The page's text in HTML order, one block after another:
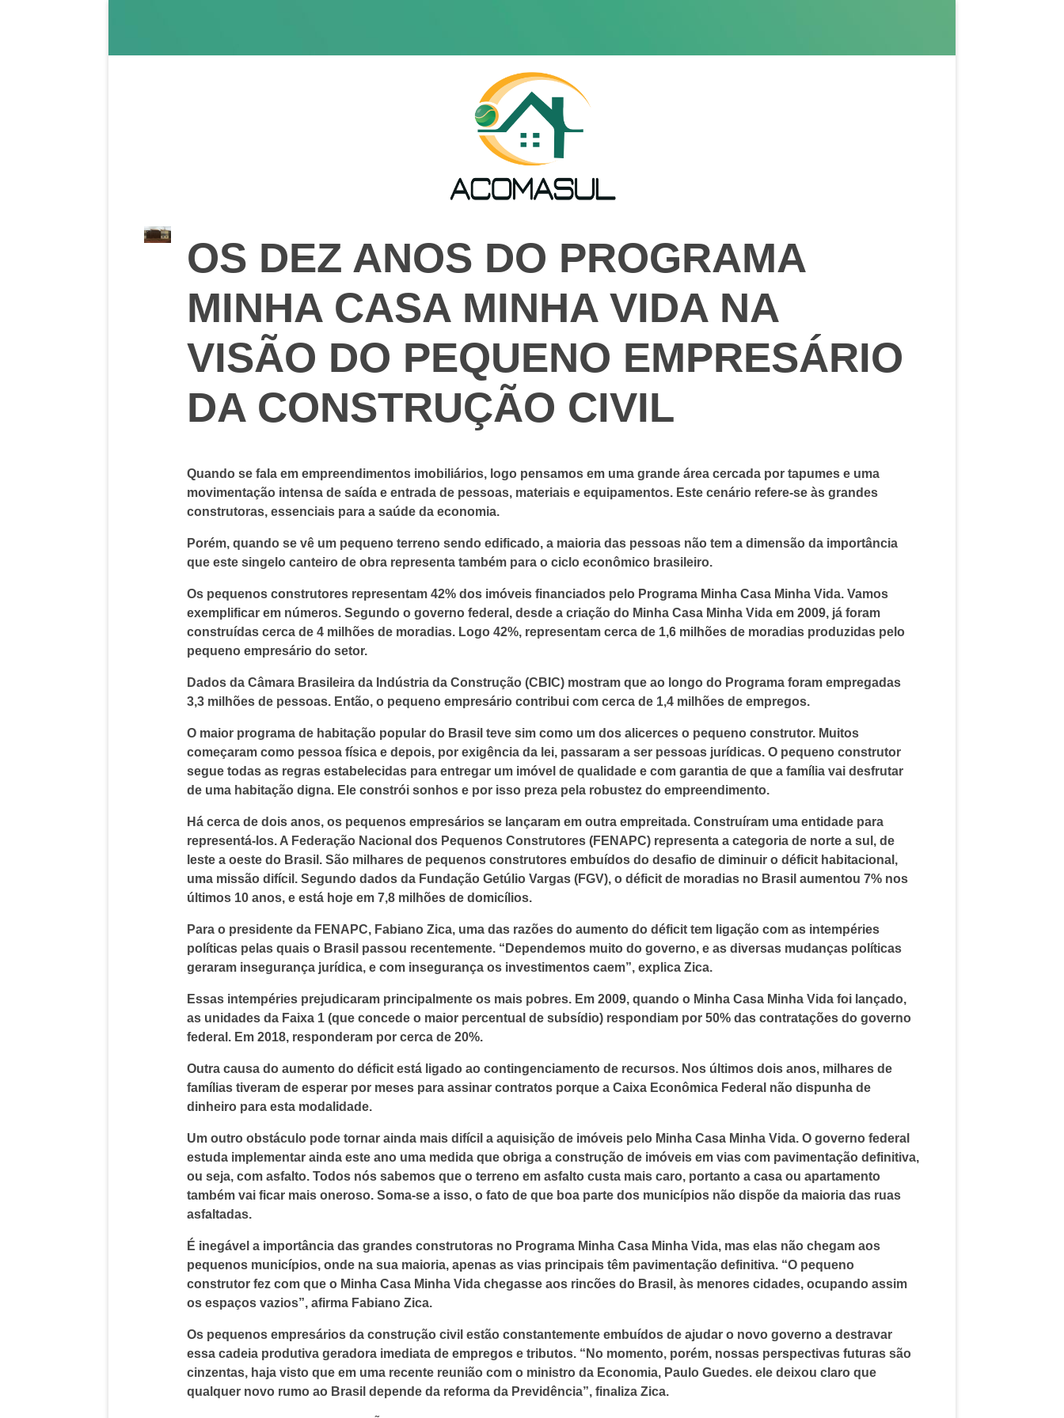
OS DEZ ANOS DO PROGRAMA
MINHA CASA MINHA VIDA NA
VISÃO DO PEQUENO EMPRESÁRIO
DA CONSTRUÇÃO CIVIL
Quando se fala em empreendimentos imobiliários, logo pensamos em uma grande área cercada por tapumes e uma
movimentação intensa de saída e entrada de pessoas, materiais e equipamentos. Este cenário refere-se às grandes
construtoras, essenciais para a saúde da economia.
Porém, quando se vê um pequeno terreno sendo edificado, a maioria das pessoas não tem a dimensão da importância
que este singelo canteiro de obra representa também para o ciclo econômico brasileiro.
Os pequenos construtores representam 42% dos imóveis financiados pelo Programa Minha Casa Minha Vida. Vamos
exemplificar em números. Segundo o governo federal, desde a criação do Minha Casa Minha Vida em 2009, já foram
construídas cerca de 4 milhões de moradias. Logo 42%, representam cerca de 1,6 milhões de moradias produzidas pelo
pequeno empresário do setor.
Dados da Câmara Brasileira da Indústria da Construção (CBIC) mostram que ao longo do Programa foram empregadas
3,3 milhões de pessoas. Então, o pequeno empresário contribui com cerca de 1,4 milhões de empregos.
O maior programa de habitação popular do Brasil teve sim como um dos alicerces o pequeno construtor. Muitos
começaram como pessoa física e depois, por exigência da lei, passaram a ser pessoas jurídicas. O pequeno construtor
segue todas as regras estabelecidas para entregar um imóvel de qualidade e com garantia de que a família vai desfrutar
de uma habitação digna. Ele constrói sonhos e por isso preza pela robustez do empreendimento.
Há cerca de dois anos, os pequenos empresários se lançaram em outra empreitada. Construíram uma entidade para
representá-los. A Federação Nacional dos Pequenos Construtores (FENAPC) representa a categoria de norte a sul, de
leste a oeste do Brasil. São milhares de pequenos construtores embuídos do desafio de diminuir o déficit habitacional,
uma missão difícil. Segundo dados da Fundação Getúlio Vargas (FGV), o déficit de moradias no Brasil aumentou 7% nos
últimos 10 anos, e está hoje em 7,8 milhões de domicílios.
Para o presidente da FENAPC, Fabiano Zica, uma das razões do aumento do déficit tem ligação com as intempéries
políticas pelas quais o Brasil passou recentemente. “Dependemos muito do governo, e as diversas mudanças políticas
geraram insegurança jurídica, e com insegurança os investimentos caem”, explica Zica.
Essas intempéries prejudicaram principalmente os mais pobres. Em 2009, quando o Minha Casa Minha Vida foi lançado,
as unidades da Faixa 1 (que concede o maior percentual de subsídio) respondiam por 50% das contratações do governo
federal. Em 2018, responderam por cerca de 20%.
Outra causa do aumento do déficit está ligado ao contingenciamento de recursos. Nos últimos dois anos, milhares de
famílias tiveram de esperar por meses para assinar contratos porque a Caixa Econômica Federal não dispunha de
dinheiro para esta modalidade.
Um outro obstáculo pode tornar ainda mais difícil a aquisição de imóveis pelo Minha Casa Minha Vida. O governo federal
estuda implementar ainda este ano uma medida que obriga a construção de imóveis em vias com pavimentação definitiva,
ou seja, com asfalto. Todos nós sabemos que o terreno em asfalto custa mais caro, portanto a casa ou apartamento
também vai ficar mais oneroso. Soma-se a isso, o fato de que boa parte dos municípios não dispõe da maioria das ruas
asfaltadas.
É inegável a importância das grandes construtoras no Programa Minha Casa Minha Vida, mas elas não chegam aos
pequenos municípios, onde na sua maioria, apenas as vias principais têm pavimentação definitiva. “O pequeno
construtor fez com que o Minha Casa Minha Vida chegasse aos rincões do Brasil, às menores cidades, ocupando assim
os espaços vazios”, afirma Fabiano Zica.
Os pequenos empresários da construção civil estão constantemente embuídos de ajudar o novo governo a destravar
essa cadeia produtiva geradora imediata de empregos e tributos. “No momento, porém, nossas perspectivas futuras são
cinzentas, haja visto que em uma recente reunião com o ministro da Economia, Paulo Guedes. ele deixou claro que
qualquer novo rumo ao Brasil depende da reforma da Previdência”, finaliza Zica.